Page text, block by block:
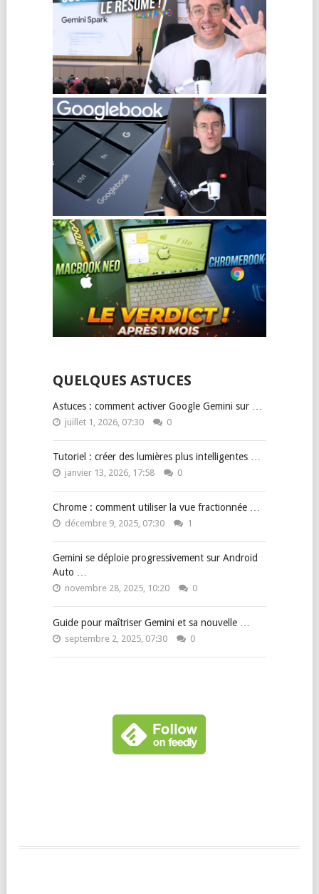
QUELQUES ASTUCES
Astuces : comment activer Google Gemini sur …
juillet 1, 2026, 07:30 0
Tutoriel : créer des lumières plus intelligentes …
janvier 13, 2026, 17:58 0
Chrome : comment utiliser la vue fractionnée …
décembre 9, 2025, 07:30 1
Gemini se déploie progressivement sur Android
Auto …
novembre 28, 2025, 10:20 0
Guide pour maîtriser Gemini et sa nouvelle …
septembre 2, 2025, 07:30 0